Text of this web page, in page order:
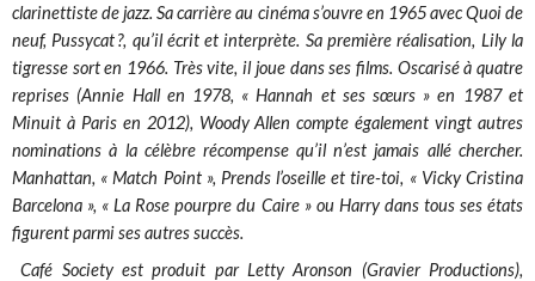
clarinettiste de jazz. Sa carrière au cinéma s’ouvre en 1965 avec Quoi de
neuf, Pussycat ?, qu’il écrit et interprète. Sa première réalisation, Lily la
tigresse sort en 1966. Très vite, il joue dans ses films. Oscarisé à quatre
reprises (Annie Hall en 1978, « Hannah et ses sœurs » en 1987 et
Minuit à Paris en 2012), Woody Allen compte également vingt autres
nominations à la célèbre récompense qu’il n’est jamais allé chercher.
Manhattan, « Match Point », Prends l’oseille et tire-toi, « Vicky Cristina
Barcelona », « La Rose pourpre du Caire » ou Harry dans tous ses états
figurent parmi ses autres succès.
Café Society est produit par Letty Aronson (Gravier Productions),